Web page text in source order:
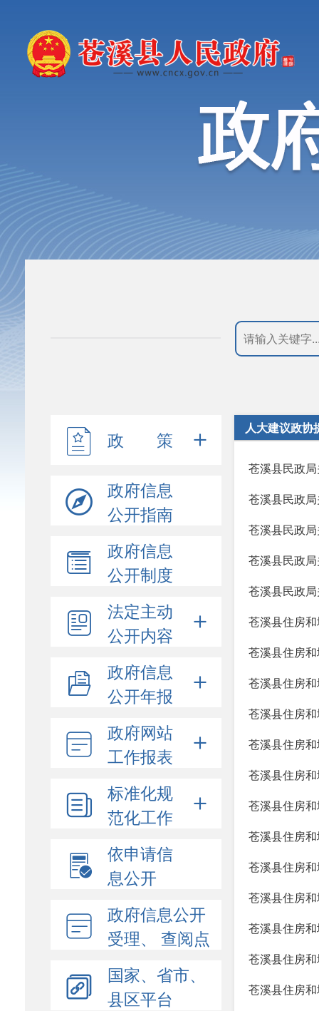
政 策
政府信息
公开指南
政府信息
公开制度
法定主动
公开内容
政府信息
公开年报
政府网站
工作报表
标准化规
范化工作
依申请信
息公开
政府信息公开
受理、 查阅点
国家、省市、
县区平台
人大建议政协
苍溪县民政
苍溪县民政
苍溪县民政
苍溪县民政
苍溪县民政
苍溪县住房
苍溪县住房
苍溪县住房
苍溪县住房
苍溪县住房
苍溪县住房
苍溪县住房
苍溪县住房
苍溪县住房
苍溪县住房
苍溪县住房
苍溪县住房
苍溪县住房